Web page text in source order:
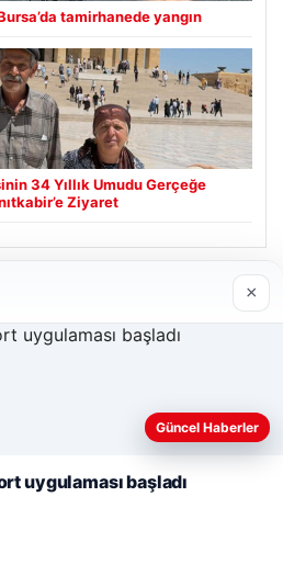
tamirhanede yangın
34 Yıllık Umudu Gerçeğe
Ziyaret
daha iyi anlayabilmek,
ve geliştirmek amacıyla çerezler
×
Güncel Haberler
uygulaması başladı